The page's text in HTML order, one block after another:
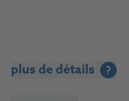
plus de détails ?